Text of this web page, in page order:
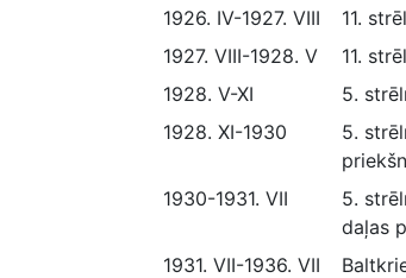
1926. IV-1927. VIII
11.
1927. VIII-1928. V
11.
1928. V-XI
5.
1928. XI-1930
5.
1930-1931. VII
5.
daļas
1931. VII-1936. VII